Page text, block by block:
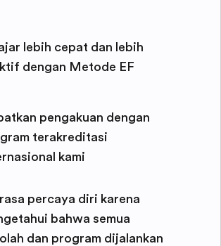
lebih cepat dan lebih
dengan Metode EF
pengakuan dengan
terakreditasi
kami
percaya diri karena
bahwa semua
dan program dijalankan